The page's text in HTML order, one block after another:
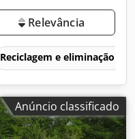
Relevância
Reciclagem e eliminação
Anúncio classificado